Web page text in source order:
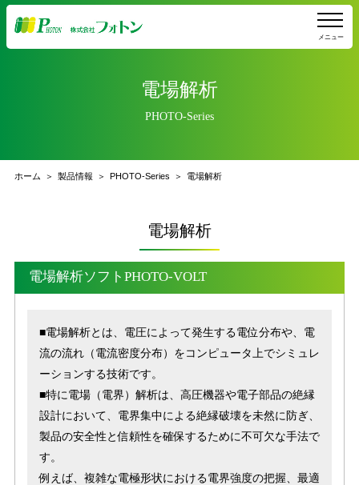
メニュー
電場解析
PHOTO-Series
ホーム 製品情報 PHOTO-Series 電場解析
電場解析
電場解析ソフトPHOTO-VOLT
■電場解析とは、電圧によって発生する電位分布や、電
流の流れ（電流密度分布）をコンピュータ上でシミュレ
ーションする技術です。
■特に電場（電界）解析は、高圧機器や電子部品の絶縁
設計において、電界集中による絶縁破壊を未然に防ぎ、
製品の安全性と信頼性を確保するために不可欠な手法で
す。
例えば、複雑な電極形状における電界強度の把握、最適